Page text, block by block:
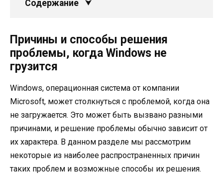
Содержание
Причины и способы решения
проблемы, когда Windows не
грузится
Windows, операционная система от компании
Microsoft, может столкнуться с проблемой, когда она
не загружается. Это может быть вызвано разными
причинами, и решение проблемы обычно зависит от
их характера. В данном разделе мы рассмотрим
некоторые из наиболее распространенных причин
таких проблем и возможные способы их решения.